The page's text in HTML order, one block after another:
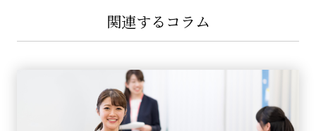
関連するコラム